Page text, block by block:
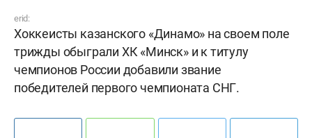
erid:
Хоккеисты казанского «Динамо» на своем поле
трижды обыграли ХК «Минск» и к титулу
чемпионов России добавили звание
победителей первого чемпионата СНГ.